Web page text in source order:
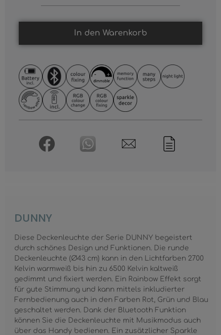
In den Warenkorb
DUNNY
Diese Deckenleuchte der Serie DUNNY begeistert
durch schönes Design und Funktionen. Die runde
Deckenleuchte (Ø43 cm) kann in den Lichtfarben 2700
Kelvin warmweiß bis hin zu 6500 Kelvin kaltweiß
gedimmt und fixiert werden. Ein Rainbow Effekt sorgt
für gute Stimmung und kann mittels inkludierter
Fernbedienung auch in den Farben Rot, Grün und Blau
geschaltet werden. Dank der Bluetooth Funktion
können Sie die Deckenleuchte mit Musikmodus auch
über das Handy bedienen. Ein zusätzlicher Sparkle